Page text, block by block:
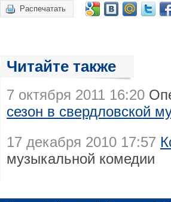
Распечатать
Читайте также
7 октября 2011 16:20
сезон в свердловской
17 декабря 2010 17:57
музыкальной комедии